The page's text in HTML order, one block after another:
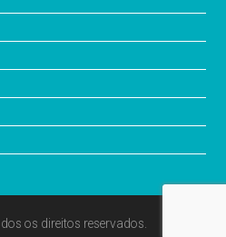
os direitos reservados.